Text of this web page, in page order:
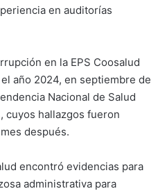
en auditorías
en la EPS Coosalud
año 2024, en septiembre de
Nacional de Salud
cuyos hallazgos fueron
después.
encontró evidencias para
administrativa para